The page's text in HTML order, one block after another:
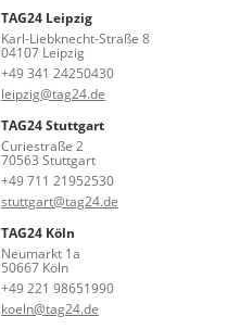
TAG24 Leipzig
Karl-Liebknecht-Straße 8
04107 Leipzig
+49 341 24250430
leipzig@tag24.de
TAG24 Stuttgart
Curiestraße 2
70563 Stuttgart
+49 711 21952530
stuttgart@tag24.de
TAG24 Köln
Neumarkt 1a
50667 Köln
+49 221 98651990
koeln@tag24.de